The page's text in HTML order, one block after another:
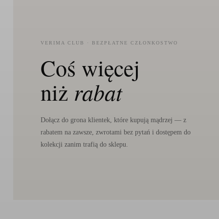
VERIMA CLUB · BEZPŁATNE CZŁONKOSTWO
Coś więcej
niż rabat
Dołącz do grona klientek, które kupują mądrzej — z
rabatem na zawsze, zwrotami bez pytań i dostępem do
kolekcji zanim trafią do sklepu.